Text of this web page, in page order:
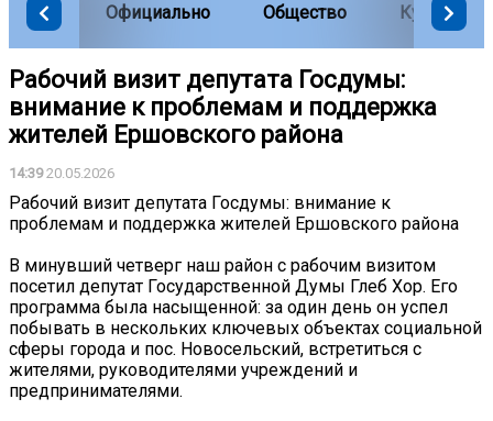
Официально Общество Культура
Рабочий визит депутата Госдумы:
внимание к проблемам и поддержка
жителей Ершовского района
14:3920.05.2026
Рабочий визит депутата Госдумы: внимание к
проблемам и поддержка жителей Ершовского района
В минувший четверг наш район с рабочим визитом
посетил депутат Государственной Думы Глеб Хор. Его
программа была насыщенной: за один день он успел
побывать в нескольких ключевых объектах социальной
сферы города и пос. Новосельский, встретиться с
жителями, руководителями учреждений и
предпринимателями.